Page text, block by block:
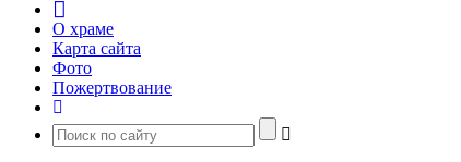
О храме
Карта сайта
Фото
Пожертвование